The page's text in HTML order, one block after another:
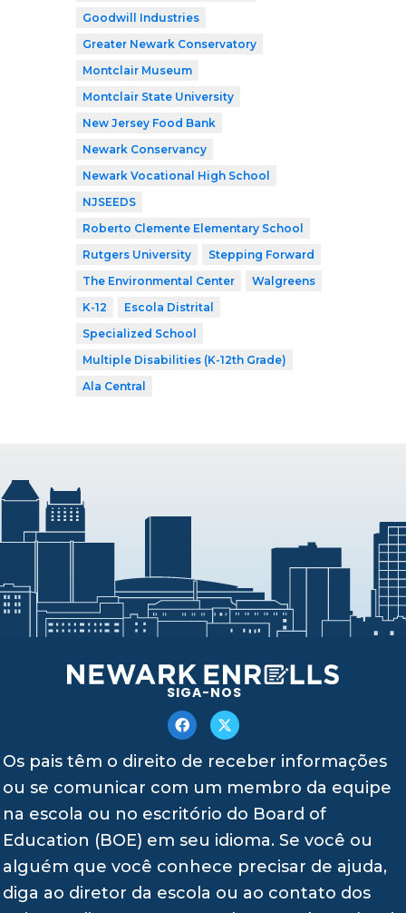
Goodwill Industries
Greater Newark Conservatory
Montclair Museum
Montclair State University
New Jersey Food Bank
Newark Conservancy
Newark Vocational High School
NJSEEDS
Roberto Clemente Elementary School
Rutgers University
Stepping Forward
The Environmental Center
Walgreens
K-12
Escola Distrital
Specialized School
Multiple Disabilities (K-12th Grade)
Ala Central
SIGA-NOS
Os pais têm o direito de receber informações
ou se comunicar com um membro da equipe
na escola ou no escritório do Board of
Education (BOE) em seu idioma. Se você ou
alguém que você conhece precisar de ajuda,
diga ao diretor da escola ou ao contato dos